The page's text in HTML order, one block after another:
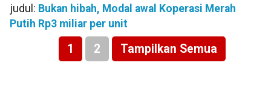
judul: Bukan hibah, Modal awal Koperasi Merah
Putih Rp3 miliar per unit
1 2 Tampilkan Semua